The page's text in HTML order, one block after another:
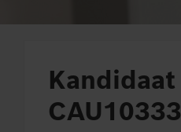
Kandidaat
CAU10333